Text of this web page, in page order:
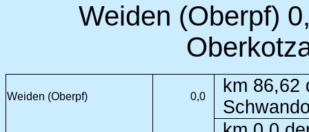
Weiden (Oberpf)
Weiden (Oberpf) 0,0
km 86,62